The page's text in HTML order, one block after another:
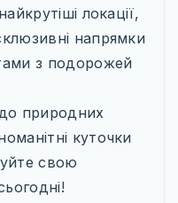
локації,
напрямки
з подорожей
природних
куточки
свою